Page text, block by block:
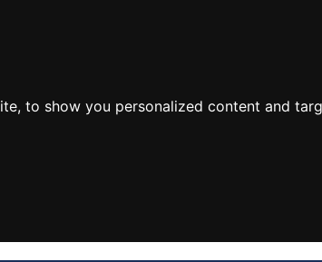
to show you personalized content and